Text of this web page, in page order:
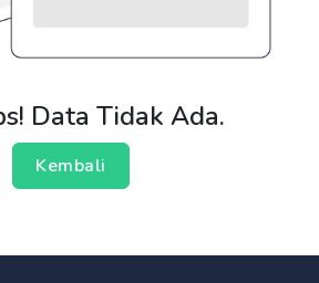
Data Tidak Ada.
Kembali